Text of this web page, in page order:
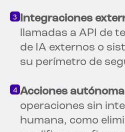
Integraciones
llamadas a API de
de IA externos o
su perímetro de
Acciones
operaciones sin
humana, como